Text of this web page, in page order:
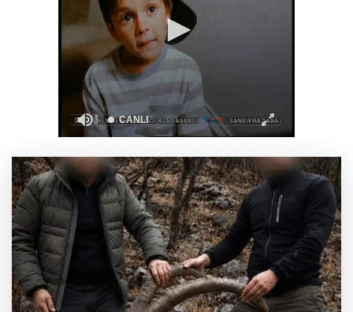
Türkiye ile Vietnam arasında 'hava'da yeni
dönem... Sefer kapasitesi artırıldı
Görevden uzaklaştırılan Utku Caner Çaykara
hakkında tahliye kararı
Fındık alım fiyatları açıklandı... Alımlar 24
Ağustos'ta başlıyor